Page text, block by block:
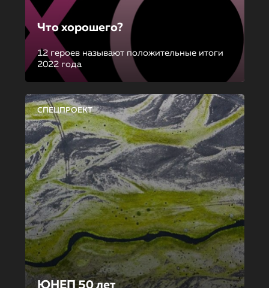
Что хорошего?
12 героев называют положительные итоги
2022 года
СПЕЦПРОЕКТ
ЮНЕП 50 лет